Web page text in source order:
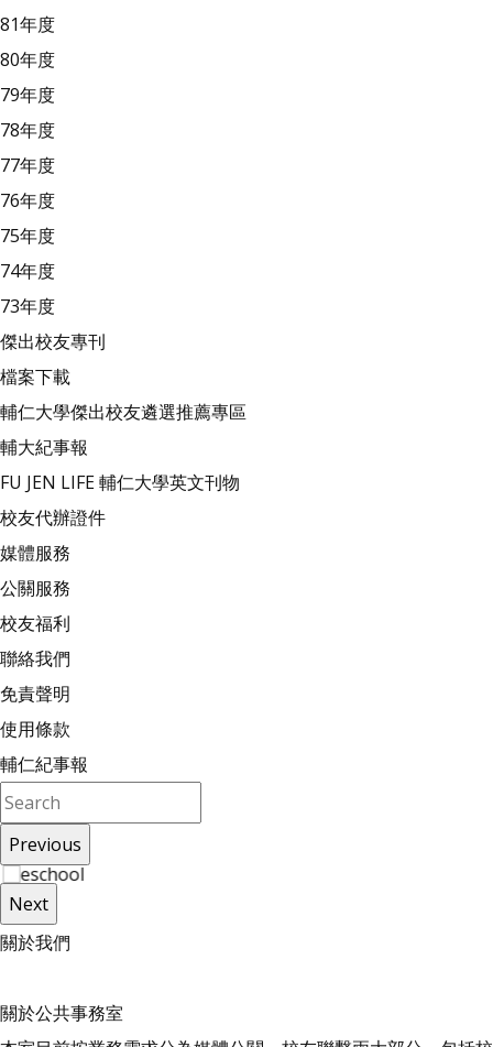
81年度
80年度
79年度
78年度
77年度
76年度
75年度
74年度
73年度
傑出校友專刊
檔案下載
輔仁大學傑出校友遴選推薦專區
輔大紀事報
FU JEN LIFE 輔仁大學英文刊物
校友代辦證件
媒體服務
公關服務
校友福利
聯絡我們
免責聲明
使用條款
輔仁紀事報
Previous
Next
關於我們
關於公共事務室